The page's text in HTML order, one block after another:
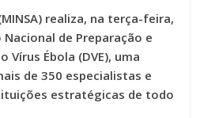
realiza, na terça-feira,
de Preparação e
Vírus Ébola (DVE), uma
de 350 especialistas e
estratégicas de todo